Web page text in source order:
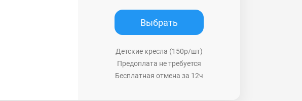
Выбрать
Детские кресла (150р/шт)
Предоплата не требуется
Бесплатная отмена за 12ч